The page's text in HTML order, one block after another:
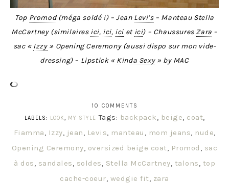
Top Promod(méga soldé !) – Jean Levi’s– Manteau Stella
McCartney (similaires ici, ici, ici et ici) – Chaussures Zara –
sac « Izzy» Opening Ceremony (aussi dispo sur mon vide-
dressing) – Lipstick « Kinda Sexy» by MAC
10 COMMENTS
LABELS:
LOOK, MY STYLE Tags: backpack, beige, coat,
Fiamma, Izzy, jean, Levis, manteau , mom jeans, nude,
Opening Ceremony, oversized beige coat, Promod , sac
à dos, sandales, soldes, Stella McCartney, talons, top
cache-coeur, wedgie fit, zara